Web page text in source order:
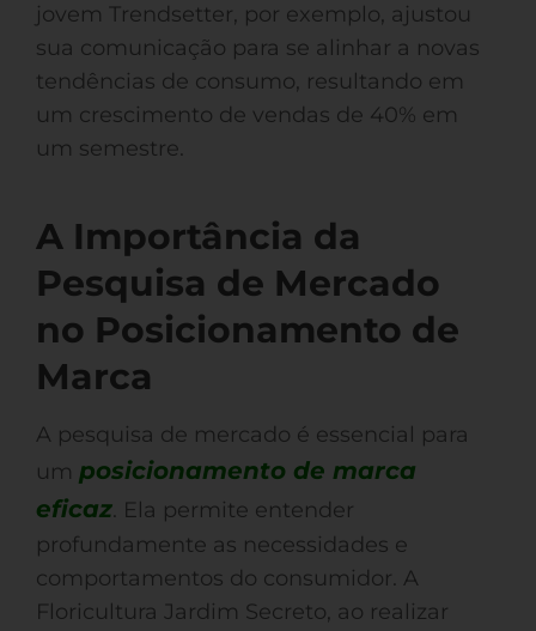
jovem Trendsetter, por exemplo, ajustou
sua comunicação para se alinhar a novas
tendências de consumo, resultando em
um crescimento de vendas de 40% em
um semestre.
A Importância da
Pesquisa de Mercado
no Posicionamento de
Marca
A pesquisa de mercado é essencial para
um posicionamento de marca
eficaz. Ela permite entender
profundamente as necessidades e
comportamentos do consumidor. A
Floricultura Jardim Secreto, ao realizar